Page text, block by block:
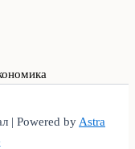
| Powered byAstra